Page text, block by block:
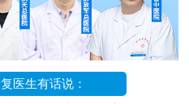
医生有话说：